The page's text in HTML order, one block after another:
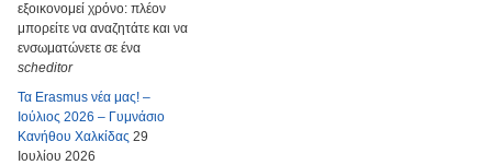
εξοικονομεί χρόνο: πλέον
μπορείτε να αναζητάτε και να
ενσωματώνετε σε ένα
scheditor
Τα Erasmus νέα μας! –
Ιούλιος 2026 – Γυμνάσιο
Κανήθου Χαλκίδας 29
Ιουλίου 2026